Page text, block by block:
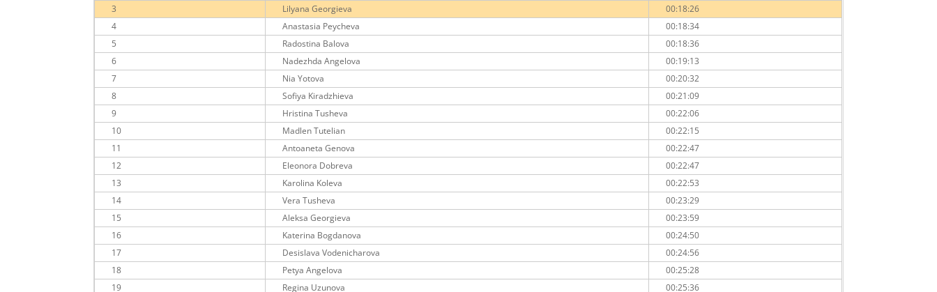
3
Lilyana Georgieva
00:18:26
4
Anastasia Peycheva
00:18:34
5
Radostina Balova
00:18:36
6
Nadezhda Angelova
00:19:13
7
Nia Yotova
00:20:32
8
Sofiya Kiradzhieva
00:21:09
9
Hristina Tusheva
00:22:06
10
Madlen Tutelian
00:22:15
11
Antoaneta Genova
00:22:47
12
Eleonora Dobreva
00:22:47
13
Karolina Koleva
00:22:53
14
Vera Tusheva
00:23:29
15
Aleksa Georgieva
00:23:59
16
Katerina Bogdanova
00:24:50
17
Desislava Vodenicharova
00:24:56
18
Petya Angelova
00:25:28
19
Regina Uzunova
00:25:36